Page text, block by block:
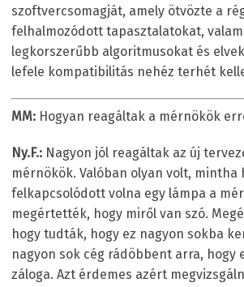
szoftvercsomagját, amely ötvözte a
felhalmozódott tapasztalatokat,
legkorszerűbb algoritmusokat és
lefele kompatibilitás nehéz terhét
MM: Hogyan reagáltak a mérnökök
Ny.F.: Nagyon jól reagáltak az új
mérnökök. Valóban olyan volt, mintha
felkapcsolódott volna egy lámpa a
megértették, hogy miről van szó.
hogy tudták, hogy ez nagyon sokba
nagyon sok cég rádöbbent arra, hogy
záloga. Azt érdemes azért